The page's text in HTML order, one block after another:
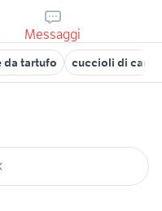
Messaggi
da tartufo cuccioli di cane